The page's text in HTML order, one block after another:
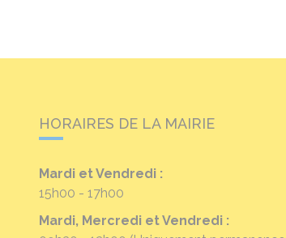
HORAIRES DE LA MAIRIE
Mardi et Vendredi :
15h00 - 17h00
Mardi, Mercredi et Vendredi :